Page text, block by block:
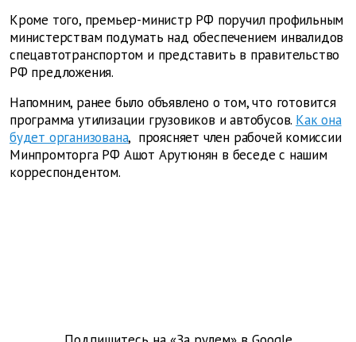
Кроме того, премьер-министр РФ поручил профильным
министерствам подумать над обеспечением инвалидов
спецавтотранспортом и представить в правительство
РФ предложения.
Напомним, ранее было объявлено о том, что готовится
программа утилизации грузовиков и автобусов. Как она
будет организована, проясняет член рабочей комиссии
Минпромторга РФ Ашот Арутюнян в беседе с нашим
корреспондентом.